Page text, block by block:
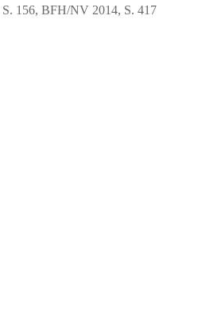
156, BFH/NV 2014, S. 417